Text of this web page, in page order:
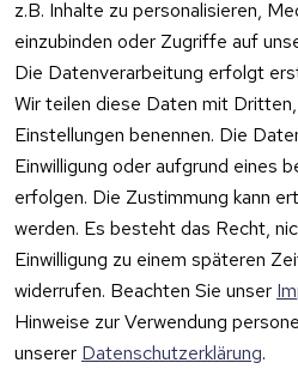
z.B. Inhalte zu personalisieren,
einzubinden oder Zugriffe auf
Die Datenverarbeitung erfolgt
Wir teilen diese Daten mit
Einstellungen benennen. Die
Einwilligung oder aufgrund eines
erfolgen. Die Zustimmung kann
werden. Es besteht das Recht,
Einwilligung zu einem späteren
widerrufen. Beachten Sie unser
Hinweise zur Verwendung
unserer Datenschutzerklärung.
Impressum
Datenschutzer
klärung
Barrierefreiheit
serklärung
Widerrufsbeleh
rung
Retoureninfo
Vertrag
widerrufen
Solutions
Wilhem-
Leuschner-Str.
19
Rödermark
Tel.: 06074
Email:
info@prilux-
d